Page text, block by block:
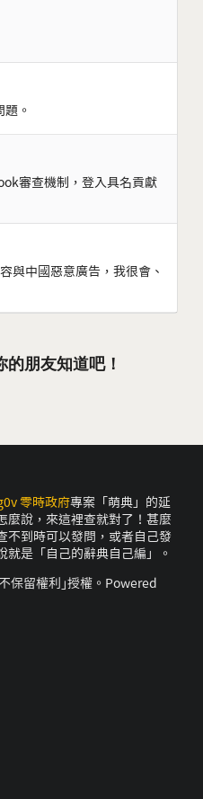
。
審查機制，登入具名貢獻
與中國惡意廣告，我很會、
的朋友知道吧！
零時政府專案「萌典」的延
麼說，來這裡查就對了！甚麼
不到時可以發問，或者自己發
是「自己的辭典自己編」。
保留權利｣授權。Powered